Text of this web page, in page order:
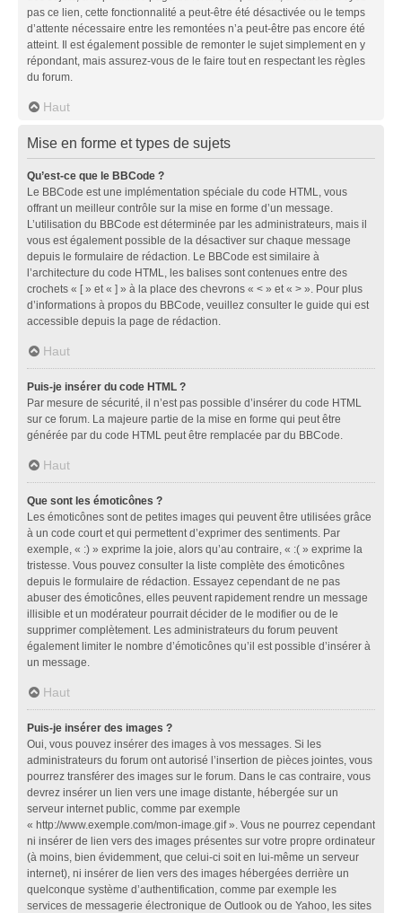
pas ce lien, cette fonctionnalité a peut-être été désactivée ou le temps
d’attente nécessaire entre les remontées n’a peut-être pas encore été
atteint. Il est également possible de remonter le sujet simplement en y
répondant, mais assurez-vous de le faire tout en respectant les règles
du forum.
Haut
Mise en forme et types de sujets
Qu’est-ce que le BBCode ?
Le BBCode est une implémentation spéciale du code HTML, vous
offrant un meilleur contrôle sur la mise en forme d’un message.
L’utilisation du BBCode est déterminée par les administrateurs, mais il
vous est également possible de la désactiver sur chaque message
depuis le formulaire de rédaction. Le BBCode est similaire à
l’architecture du code HTML, les balises sont contenues entre des
crochets « [ » et « ] » à la place des chevrons « < » et « > ». Pour plus
d’informations à propos du BBCode, veuillez consulter le guide qui est
accessible depuis la page de rédaction.
Haut
Puis-je insérer du code HTML ?
Par mesure de sécurité, il n’est pas possible d’insérer du code HTML
sur ce forum. La majeure partie de la mise en forme qui peut être
générée par du code HTML peut être remplacée par du BBCode.
Haut
Que sont les émoticônes ?
Les émoticônes sont de petites images qui peuvent être utilisées grâce
à un code court et qui permettent d’exprimer des sentiments. Par
exemple, « :) » exprime la joie, alors qu’au contraire, « :( » exprime la
tristesse. Vous pouvez consulter la liste complète des émoticônes
depuis le formulaire de rédaction. Essayez cependant de ne pas
abuser des émoticônes, elles peuvent rapidement rendre un message
illisible et un modérateur pourrait décider de le modifier ou de le
supprimer complètement. Les administrateurs du forum peuvent
également limiter le nombre d’émoticônes qu’il est possible d’insérer à
un message.
Haut
Puis-je insérer des images ?
Oui, vous pouvez insérer des images à vos messages. Si les
administrateurs du forum ont autorisé l’insertion de pièces jointes, vous
pourrez transférer des images sur le forum. Dans le cas contraire, vous
devrez insérer un lien vers une image distante, hébergée sur un
serveur internet public, comme par exemple
« http://www.exemple.com/mon-image.gif ». Vous ne pourrez cependant
ni insérer de lien vers des images présentes sur votre propre ordinateur
(à moins, bien évidemment, que celui-ci soit en lui-même un serveur
internet), ni insérer de lien vers des images hébergées derrière un
quelconque système d’authentification, comme par exemple les
services de messagerie électronique de Outlook ou de Yahoo, les sites